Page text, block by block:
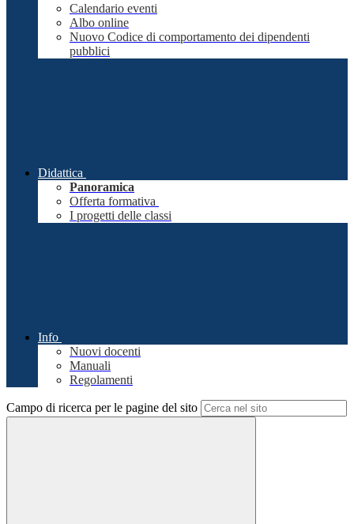
Calendario eventi
Albo online
Nuovo Codice di comportamento dei dipendenti
pubblici
Didattica
Panoramica
Offerta formativa
I progetti delle classi
Info
Nuovi docenti
Manuali
Regolamenti
Campo di ricerca per le pagine del sito